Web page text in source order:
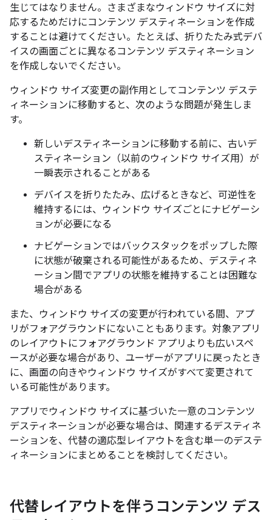
生じてはなりません。さまざまなウィンドウ サイズに対
応するためだけにコンテンツ デスティネーションを作成
することは避けてください。たとえば、折りたたみ式デバ
イスの画面ごとに異なるコンテンツ デスティネーション
を作成しないでください。
ウィンドウ サイズ変更の副作用としてコンテンツ デステ
ィネーションに移動すると、次のような問題が発生しま
す。
新しいデスティネーションに移動する前に、古いデ
スティネーション（以前のウィンドウ サイズ用）が
一瞬表示されることがある
デバイスを折りたたみ、広げるときなど、可逆性を
維持するには、ウィンドウ サイズごとにナビゲーシ
ョンが必要になる
ナビゲーションではバックスタックをポップした際
に状態が破棄される可能性があるため、デスティネ
ーション間でアプリの状態を維持することは困難な
場合がある
また、ウィンドウ サイズの変更が行われている間、アプ
リがフォアグラウンドにないこともあります。対象アプリ
のレイアウトにフォアグラウンド アプリよりも広いスペ
ースが必要な場合があり、ユーザーがアプリに戻ったとき
に、画面の向きやウィンドウ サイズがすべて変更されて
いる可能性があります。
アプリでウィンドウ サイズに基づいた一意のコンテンツ
デスティネーションが必要な場合は、関連するデスティネ
ーションを、代替の適応型レイアウトを含む単一のデステ
ィネーションにまとめることを検討してください。
代替レイアウトを伴うコンテンツ デス